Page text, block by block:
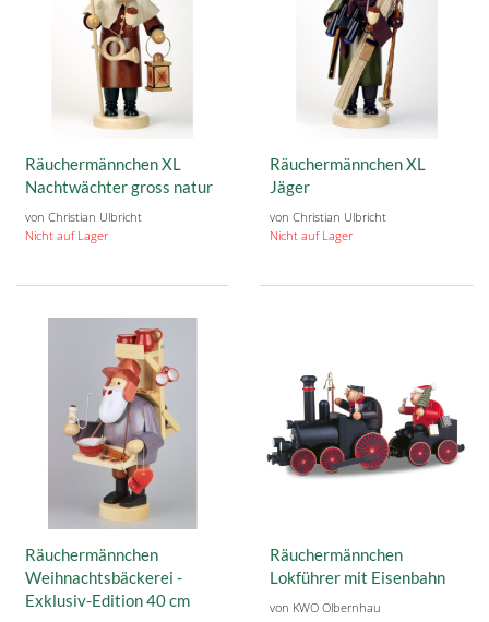
Räuchermännchen XL
Nachtwächter gross natur
von Christian Ulbricht
Nicht auf Lager
Räuchermännchen XL
Jäger
von Christian Ulbricht
Nicht auf Lager
Räuchermännchen
Weihnachtsbäckerei -
Exklusiv-Edition 40 cm
Räuchermännchen
Lokführer mit Eisenbahn
von KWO Olbernhau